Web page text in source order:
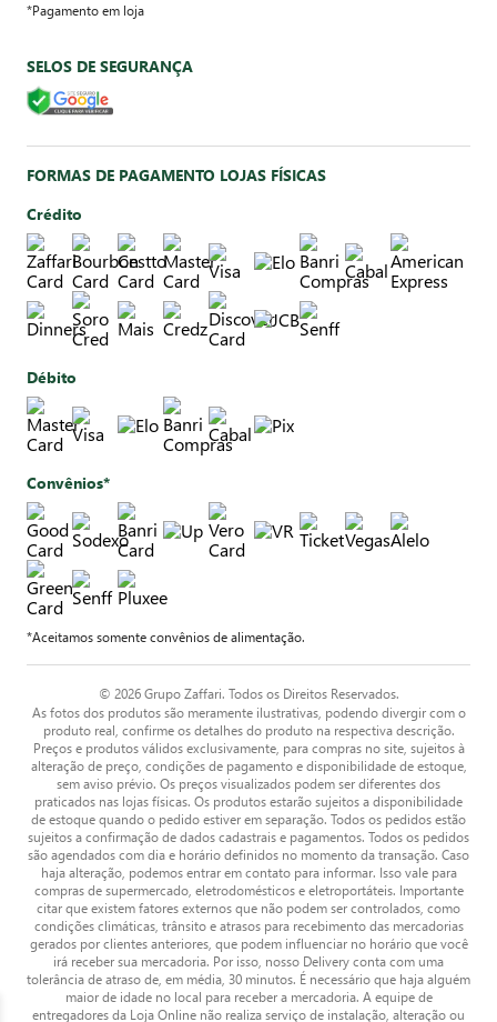
*Pagamento em loja
SELOS DE SEGURANÇA
FORMAS DE PAGAMENTO LOJAS FÍSICAS
Crédito
Débito
Convênios*
*Aceitamos somente convênios de alimentação.
© 2026 Grupo Zaffari. Todos os Direitos Reservados.
As fotos dos produtos são meramente ilustrativas, podendo divergir com o
produto real, confirme os detalhes do produto na respectiva descrição.
Preços e produtos válidos exclusivamente, para compras no site, sujeitos à
alteração de preço, condições de pagamento e disponibilidade de estoque,
sem aviso prévio. Os preços visualizados podem ser diferentes dos
praticados nas lojas físicas. Os produtos estarão sujeitos a disponibilidade
de estoque quando o pedido estiver em separação. Todos os pedidos estão
sujeitos a confirmação de dados cadastrais e pagamentos. Todos os pedidos
são agendados com dia e horário definidos no momento da transação. Caso
haja alteração, podemos entrar em contato para informar. Isso vale para
compras de supermercado, eletrodomésticos e eletroportáteis. Importante
citar que existem fatores externos que não podem ser controlados, como
condições climáticas, trânsito e atrasos para recebimento das mercadorias
gerados por clientes anteriores, que podem influenciar no horário que você
irá receber sua mercadoria. Por isso, nosso Delivery conta com uma
tolerância de atraso de, em média, 30 minutos. É necessário que haja alguém
maior de idade no local para receber a mercadoria. A equipe de
entregadores da Loja Online não realiza serviço de instalação, alteração ou